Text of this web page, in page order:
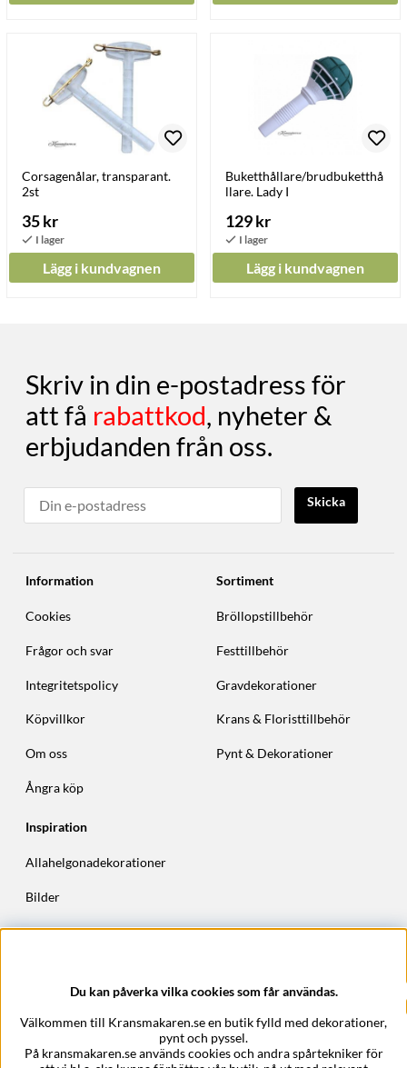
Corsagenålar, transparant.
2st
35 kr
Lägg i kundvagnen
Buketthållare/brudbuketthå
llare. Lady I
129 kr
Lägg i kundvagnen
Skriv in din e-postadress för
att få rabattkod, nyheter &
erbjudanden från oss.
Skicka
Information
Cookies
Frågor och svar
Integritetspolicy
Köpvillkor
Om oss
Ångra köp
Sortiment
Bröllopstillbehör
Festtillbehör
Gravdekorationer
Krans & Floristtillbehör
Pynt & Dekorationer
Inspiration
Allahelgonadekorationer
Bilder
Höstkransar
Epost:support@kransmakaren.se
Du kan påverka vilka cookies som får användas.
Välkommen till Kransmakaren.se en butik fylld med dekorationer,
pynt och pyssel.
På kransmakaren.se används cookies och andra spårtekniker för